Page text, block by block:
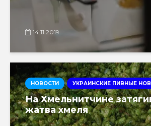
14.11.2019
НОВОСТИ УКРАИНСКИЕ ПИВНЫЕ
На Хмельнитчине
жатва хмеля